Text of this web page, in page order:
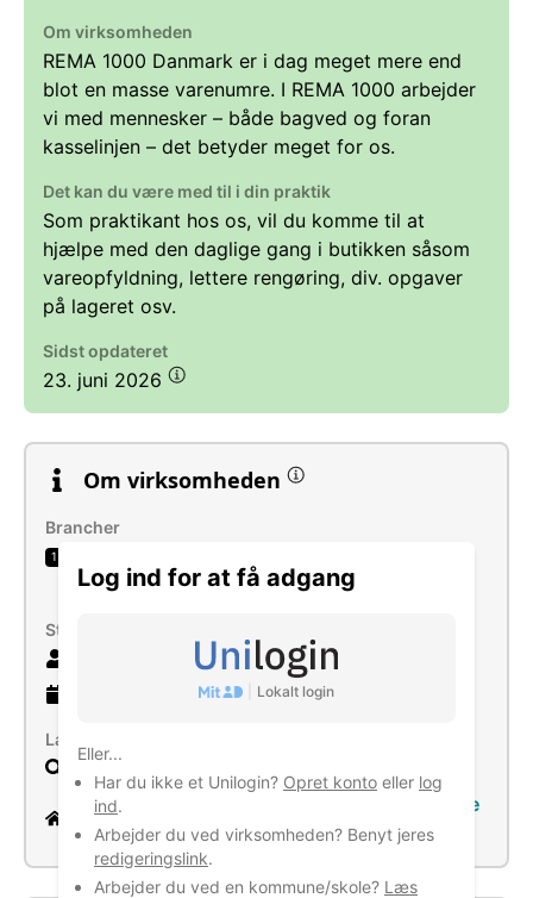
Log ind for at få adgang
Lokalt login
Eller...
Har du ikke et Unilogin? Opret konto eller log
ind.
Arbejder du ved virksomheden? Benyt jeres
redigeringslink.
Arbejder du ved en kommune/skole? Læs
Om virksomheden
REMA 1000 Danmark er i dag meget mere end
blot en masse varenumre. I REMA 1000 arbejder
vi med mennesker – både bagved og foran
kasselinjen – det betyder meget for os.
Det kan du være med til i din praktik
Som praktikant hos os, vil du komme til at
hjælpe med den daglige gang i butikken såsom
vareopfyldning, lettere rengøring, div. opgaver
på lageret osv.
Sidst opdateret
23. juni 2026
Om virksomheden
Brancher
1
discountsupermarkeder
Størrelse
gammel virksomhed
Læs mere
Søg
https://facebook.com/REMA1000Skolegade
Vejle